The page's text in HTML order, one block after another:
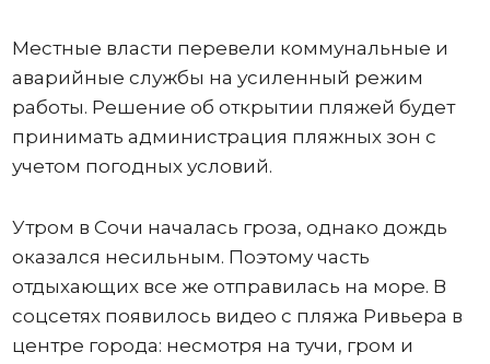
Местные власти перевели коммунальные и
аварийные службы на усиленный режим
работы. Решение об открытии пляжей будет
принимать администрация пляжных зон с
учетом погодных условий.
Утром в Сочи началась гроза, однако дождь
оказался несильным. Поэтому часть
отдыхающих все же отправилась на море. В
соцсетях появилось видео с пляжа Ривьера в
центре города: несмотря на тучи, гром и